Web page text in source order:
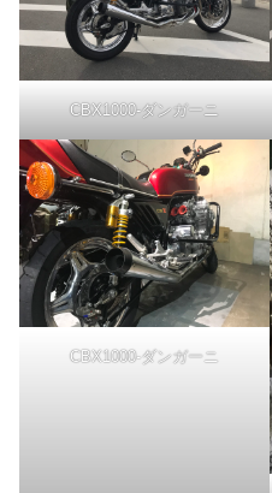
CBX1000-ダンガーニ
CBX1000-ダンガーニ